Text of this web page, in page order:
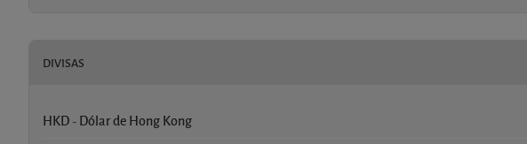
DIVISAS
HKD - Dólar de Hong Kong